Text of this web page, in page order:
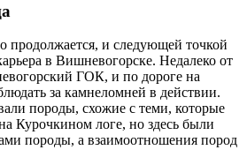
продолжается, и следующей точкой
в Вишневогорске. Недалеко от
ГОК, и по дороге на
за камнеломней в действии.
породы, схожие с теми, которые
Курочкином логе, но здесь были
породы, а взаимоотношения пород